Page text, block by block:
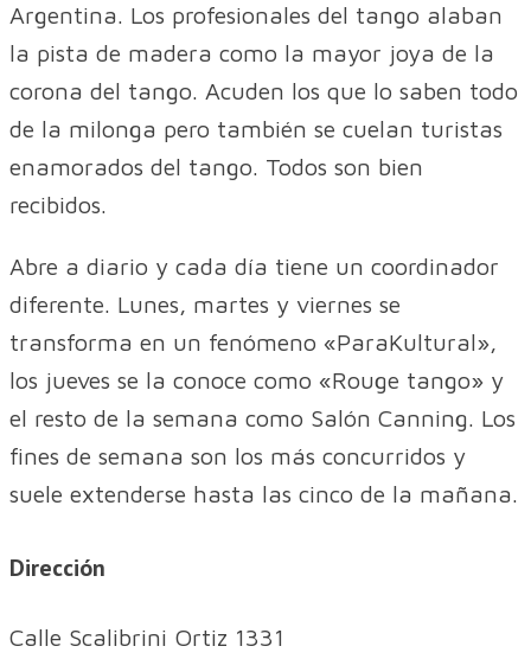
Argentina. Los profesionales del tango alaban
la pista de madera como la mayor joya de la
corona del tango. Acuden los que lo saben todo
de la milonga pero también se cuelan turistas
enamorados del tango. Todos son bien
recibidos.
Abre a diario y cada día tiene un coordinador
diferente. Lunes, martes y viernes se
transforma en un fenómeno «ParaKultural»,
los jueves se la conoce como «Rouge tango» y
el resto de la semana como Salón Canning. Los
fines de semana son los más concurridos y
suele extenderse hasta las cinco de la mañana.
Dirección
Calle Scalibrini Ortiz 1331